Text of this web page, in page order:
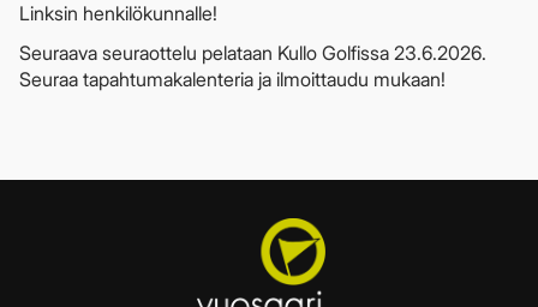
Linksin henkilökunnalle!
Seuraava seuraottelu pelataan Kullo Golfissa 23.6.2026.
Seuraa tapahtumakalenteria ja ilmoittaudu mukaan!